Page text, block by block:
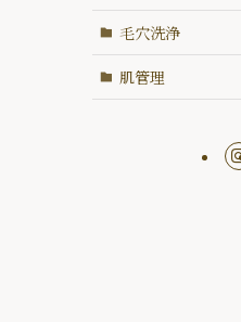
毛穴洗浄
肌管理